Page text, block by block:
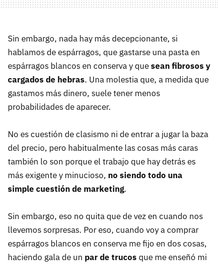
Sin embargo, nada hay más decepcionante, si
hablamos de espárragos, que gastarse una pasta en
espárragos blancos en conserva y quesean fibrosos y
cargados de hebras. Una molestia que, a medida que
gastamos más dinero, suele tener menos
probabilidades de aparecer.
No es cuestión de clasismo ni de entrar a jugar la baza
del precio, pero habitualmente las cosas más caras
también lo son porque el trabajo que hay detrás es
más exigente y minucioso, no siendo todo una
simple cuestión de marketing.
Sin embargo, eso no quita que de vez en cuando nos
llevemos sorpresas. Por eso, cuando voy a comprar
espárragos blancos en conserva me fijo en dos cosas,
haciendo gala de un par de trucos que me enseñó mi